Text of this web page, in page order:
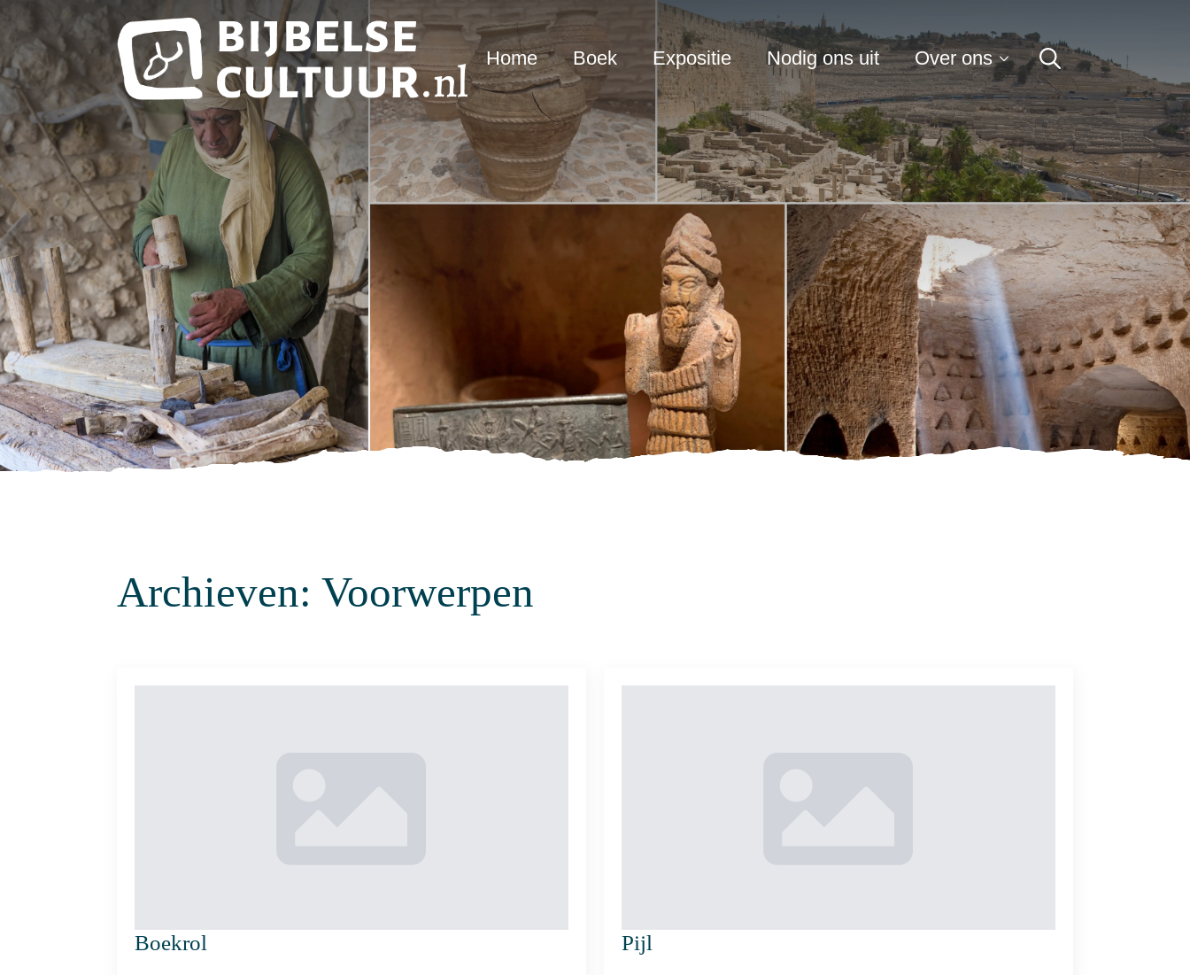
Home Boek Expositie Nodig ons uit Over ons
Search
for:
Archieven: Voorwerpen
Boekrol Pijl